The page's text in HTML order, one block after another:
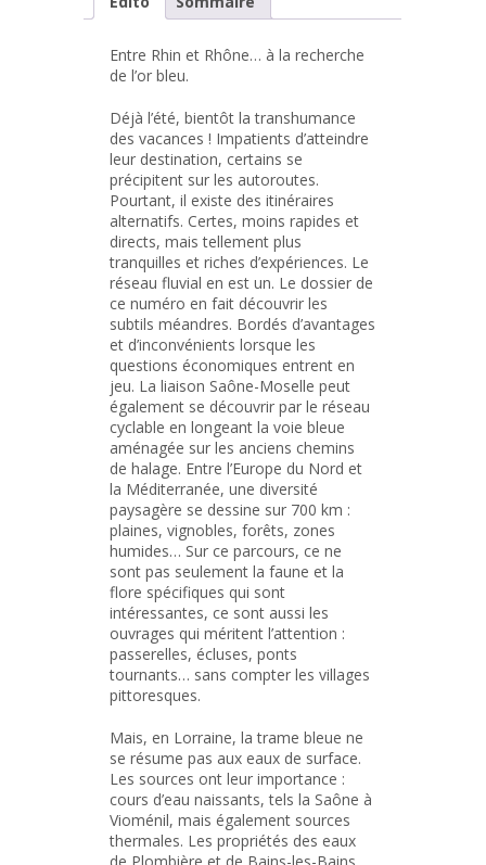
Entre Rhin et Rhône… à la recherche
de l’or bleu.
Déjà l’été, bientôt la transhumance
des vacances ! Impatients d’atteindre
leur destination, certains se
précipitent sur les autoroutes.
Pourtant, il existe des itinéraires
alternatifs. Certes, moins rapides et
directs, mais tellement plus
tranquilles et riches d’expériences. Le
réseau fluvial en est un. Le dossier de
ce numéro en fait découvrir les
subtils méandres. Bordés d’avantages
et d’inconvénients lorsque les
questions économiques entrent en
jeu. La liaison Saône-Moselle peut
également se découvrir par le réseau
cyclable en longeant la voie bleue
aménagée sur les anciens chemins
de halage. Entre l’Europe du Nord et
la Méditerranée, une diversité
paysagère se dessine sur 700 km :
plaines, vignobles, forêts, zones
humides… Sur ce parcours, ce ne
sont pas seulement la faune et la
flore spécifiques qui sont
intéressantes, ce sont aussi les
ouvrages qui méritent l’attention :
passerelles, écluses, ponts
tournants… sans compter les villages
pittoresques.
Mais, en Lorraine, la trame bleue ne
se résume pas aux eaux de surface.
Les sources ont leur importance :
cours d’eau naissants, tels la Saône à
Vioménil, mais également sources
thermales. Les propriétés des eaux
de Plombière et de Bains-les-Bains